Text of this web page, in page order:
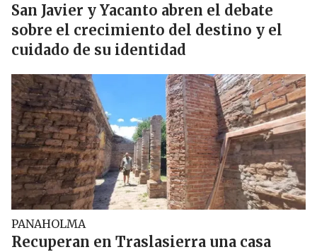
San Javier y Yacanto abren el debate
sobre el crecimiento del destino y el
cuidado de su identidad
PANAHOLMA
Recuperan en Traslasierra una casa